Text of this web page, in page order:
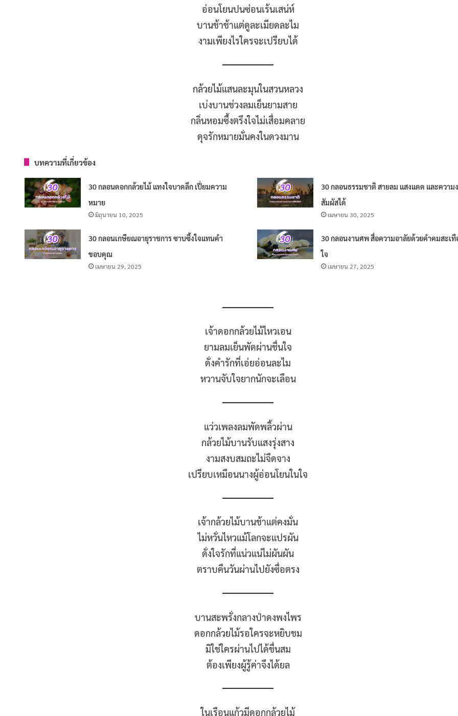
อ่อนโยนปนซ่อนเร้นเสน่ห์
บานช้าช้าแต่ดูละเมียดละไม
งามเพียงไรใครจะเปรียบได้
กล้วยไม้แสนละมุนในสวนหลวง
เบ่งบานช่วงลมเย็นยามสาย
กลิ่นหอมซึ้งตรึงใจไม่เสื่อมคลาย
ดุจรักหมายมั่นคงในดวงมาน
บทความที่เกี่ยวข้อง
30 กลอนดอกกล้วยไม้ แทงใจบาดลึก เปี่ยมความ
หมาย
มิถุนายน 10, 2025
30 กลอนธรรมชาติ สายลม แสงแดด และความ
สัมผัสได้
เมษายน 30, 2025
30 กลอนเกษียณอายุราชการ ซาบซึ้งใจแทนคำ
ขอบคุณ
เมษายน 29, 2025
30 กลอนงานศพ สื่อความอาลัยด้วยคำคมสะเทื
ใจ
เมษายน 27, 2025
เจ้าดอกกล้วยไม้ไหวเอน
ยามลมเย็นพัดผ่านชื่นใจ
ดั่งคำรักที่เอ่ยอ่อนละไม
หวานจับใจยากนักจะเลือน
แว่วเพลงลมพัดพลิ้วผ่าน
กล้วยไม้บานรับแสงรุ่งสาง
งามสงบสมถะไม่จืดจาง
เปรียบเหมือนนางผู้อ่อนโยนในใจ
เจ้ากล้วยไม้บานช้าแต่คงมั่น
ไม่หวั่นไหวแม้โลกจะแปรผัน
ดั่งใจรักที่แน่วแน่ไม่ผันผัน
ตราบคืนวันผ่านไปยังซื่อตรง
บานสะพรั่งกลางป่าดงพงไพร
ดอกกล้วยไม้รอใครจะหยิบชม
มิใช่ใครผ่านไปได้ชื่นสม
ต้องเพียงผู้รู้ค่าจึงได้ยล
ในเรือนแก้วมีดอกกล้วยไม้